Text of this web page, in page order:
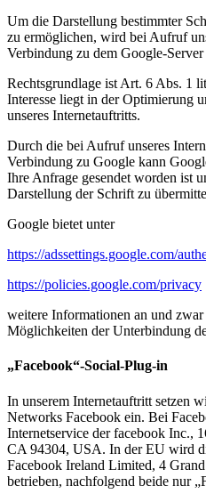
Um die Darstellung bestimmter
zu ermöglichen, wird bei Aufruf
Verbindung zu dem Google-
Rechtsgrundlage ist Art. 6 Abs. 1
Interesse liegt in der Optimierung
unseres Internetauftritts.
Durch die bei Aufruf unseres
Verbindung zu Google kann
Ihre Anfrage gesendet worden ist
Darstellung der Schrift zu
Google bietet unter
https://adssettings.google.com/
https://policies.google.com/privacy
weitere Informationen an und zwar
Möglichkeiten der Unterbindung
„Facebook“-Social-Plug-in
In unserem Internetauftritt setzen
Networks Facebook ein. Bei
Internetservice der facebook Inc.,
CA 94304, USA. In der EU wird
Facebook Ireland Limited, 4
betrieben, nachfolgend beide nur